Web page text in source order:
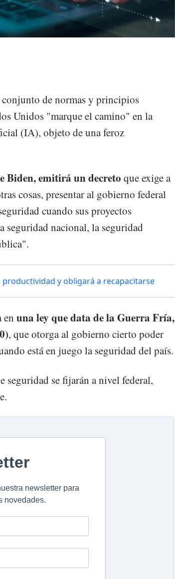
de normas y principios
Unidos "marque el camino" en la
(IA), objeto de una feroz
Biden, emitirá un decreto que exige a
cosas, presentar al gobierno federal
cuando sus proyectos
seguridad nacional, la seguridad
y obligará a recapacitarse
en una ley que data de la Guerra Fría,
, que otorga al gobierno cierto poder
está en juego la seguridad del país.
seguridad se fijarán a nivel federal,